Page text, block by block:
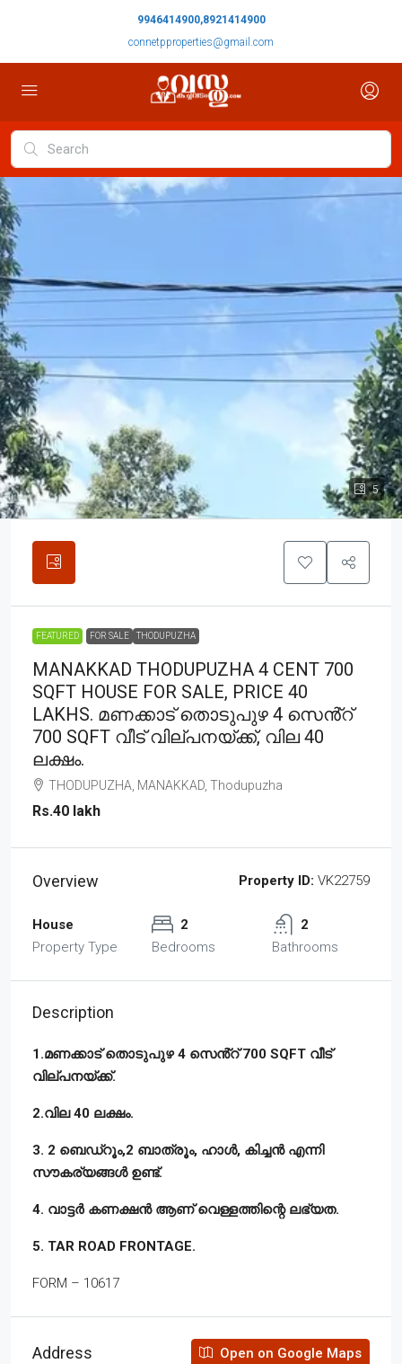
9946414900,8921414900
connetpproperties@gmail.com
5
FEATURED FOR SALE THODUPUZHA
MANAKKAD THODUPUZHA 4 CENT 700
SQFT HOUSE FOR SALE, PRICE 40
LAKHS. മണക്കാട് തൊടുപുഴ 4 സെൻ്റ്
700 SQFT വീട് വില്പനയ്ക്ക്, വില 40
ലക്ഷം.
THODUPUZHA, MANAKKAD, Thodupuzha
Rs.40 lakh
Overview Property ID: VK22759
House
Property Type
2
Bedrooms
2
Bathrooms
Description
1.മണക്കാട് തൊടുപുഴ 4 സെൻ്റ് 700 SQFT വീട്
വില്പനയ്ക്ക്.
2.വില 40 ലക്ഷം.
3. 2 ബെഡ്‌റൂം,2 ബാത്രൂം, ഹാൾ, കിച്ചൻ എന്നി
സൗകര്യങ്ങൾ ഉണ്ട്.
4. വാട്ടർ കണക്ഷൻ ആണ് വെള്ളത്തിന്റെ ലഭ്യത.
5. TAR ROAD FRONTAGE.
FORM – 10617
Address Open on Google Maps